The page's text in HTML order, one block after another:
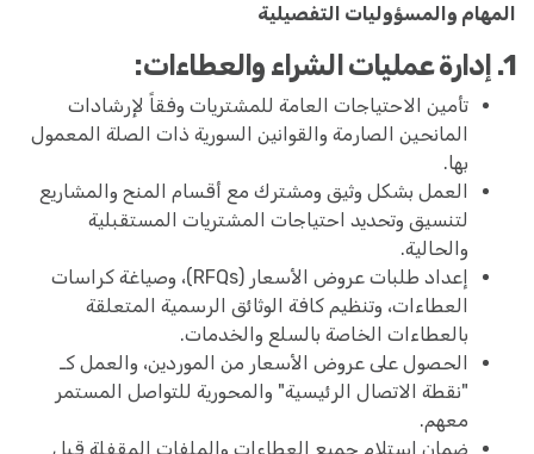
المهام والمسؤوليات التفصيلية
1. إدارة عمليات الشراء والعطاءات:
تأمين الاحتياجات العامة للمشتريات وفقاً لإرشادات
المانحين الصارمة والقوانين السورية ذات الصلة المعمول
بها.
العمل بشكل وثيق ومشترك مع أقسام المنح والمشاريع
لتنسيق وتحديد احتياجات المشتريات المستقبلية
والحالية.
إعداد طلبات عروض الأسعار (RFQs)، وصياغة كراسات
العطاءات، وتنظيم كافة الوثائق الرسمية المتعلقة
بالعطاءات الخاصة بالسلع والخدمات.
الحصول على عروض الأسعار من الموردين، والعمل كـ
"نقطة الاتصال الرئيسية" والمحورية للتواصل المستمر
معهم.
ضمان استلام جميع العطاءات والملفات المقفلة قبل